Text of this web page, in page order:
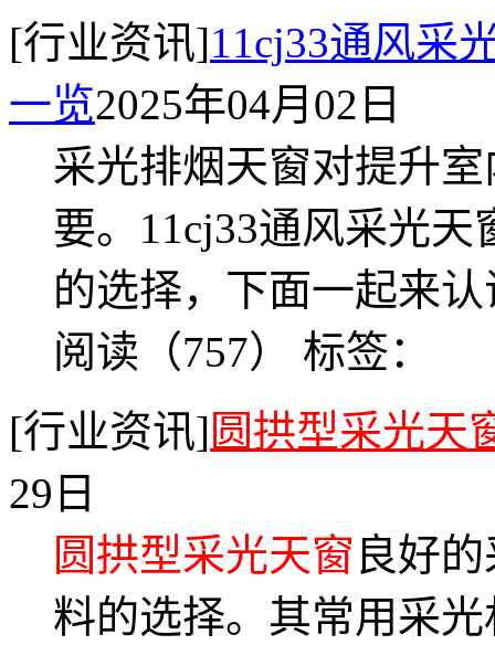
[行业资讯]11cj33通风采
一览2025年04月02日
采光排烟天窗对提升
要。11cj33通风采光
的选择，下面一起来
阅读（757） 标签：
[行业资讯]圆拱型采光天
29日
圆拱型采光天窗 良好
料的选择。其常用采